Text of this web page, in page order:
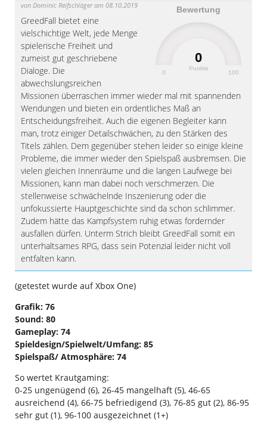
von Dominic Reifschlägeram 08.10.2019 Bewertung
0
Punkte
0 100
GreedFall bietet eine
vielschichtige Welt, jede Menge
spielerische Freiheit und
zumeist gut geschriebene
Dialoge. Die
abwechslungsreichen
Missionen überraschen immer wieder mal mit spannenden
Wendungen und bieten ein ordentliches Maß an
Entscheidungsfreiheit. Auch die eigenen Begleiter kann
man, trotz einiger Detailschwächen, zu den Stärken des
Titels zählen. Dem gegenüber stehen leider so einige kleine
Probleme, die immer wieder den Spielspaß ausbremsen. Die
vielen gleichen Innenräume und die langen Laufwege bei
Missionen, kann man dabei noch verschmerzen. Die
stellenweise schwächelnde Inszenierung oder die
unfokussierte Hauptgeschichte sind da schon schlimmer.
Zudem hätte das Kampfsystem ruhig etwas fordernder
ausfallen dürfen. Unterm Strich bleibt GreedFall somit ein
unterhaltsames RPG, dass sein Potenzial leider nicht voll
entfalten kann.
(getestet wurde auf Xbox One)
Grafik: 76
Sound: 80
Gameplay: 74
Spieldesign/Spielwelt/Umfang: 85
Spielspaß/ Atmosphäre: 74
So wertet Krautgaming:
0-25 ungenügend (6), 26-45 mangelhaft (5), 46-65
ausreichend (4), 66-75 befriedigend (3), 76-85 gut (2), 86-95
sehr gut (1), 96-100 ausgezeichnet (1+)